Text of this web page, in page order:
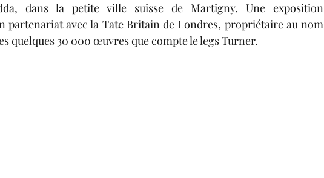
dans la petite ville suisse de Martigny. Une exposition
partenariat avec la Tate Britain de Londres, propriétaire au nom
quelques 30 000 œuvres que compte le legs Turner.